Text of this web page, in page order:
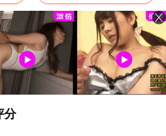
分